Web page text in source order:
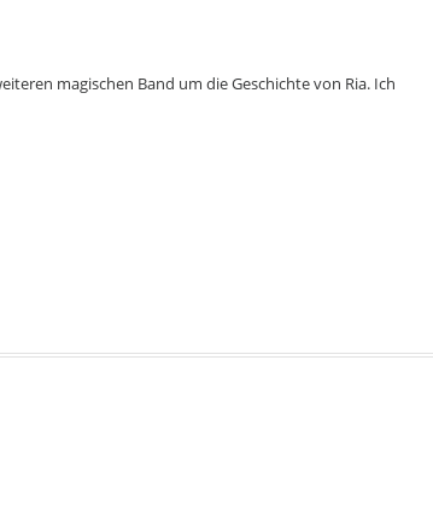
magischen Band um die Geschichte von Ria. Ich